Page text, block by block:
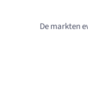
De markten